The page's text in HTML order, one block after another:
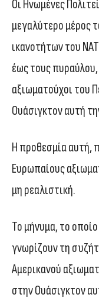
Οι Ηνωμένες
μεγαλύτερο μέρος
ικανοτήτων του
έως τους
αξιωματούχοι του
Ουάσιγκτον αυτή
Η προθεσμία αυτή,
Ευρωπαίους
μη ρεαλιστική.
Το μήνυμα, το
γνωρίζουν τη
Αμερικανού
στην Ουάσιγκτον